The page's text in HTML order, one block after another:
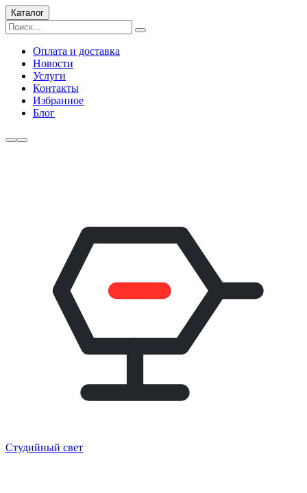
Каталог
Оплата и доставка
Новости
Услуги
Контакты
Избранное
Блог
Студийный свет